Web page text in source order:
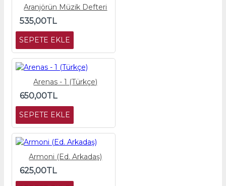
Aranjörün Müzik Defteri
535,00TL
SEPETE EKLE
Arenas - 1 (Türkçe)
650,00TL
SEPETE EKLE
Armoni (Ed. Arkadaş)
625,00TL